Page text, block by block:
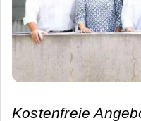
Kostenfreie